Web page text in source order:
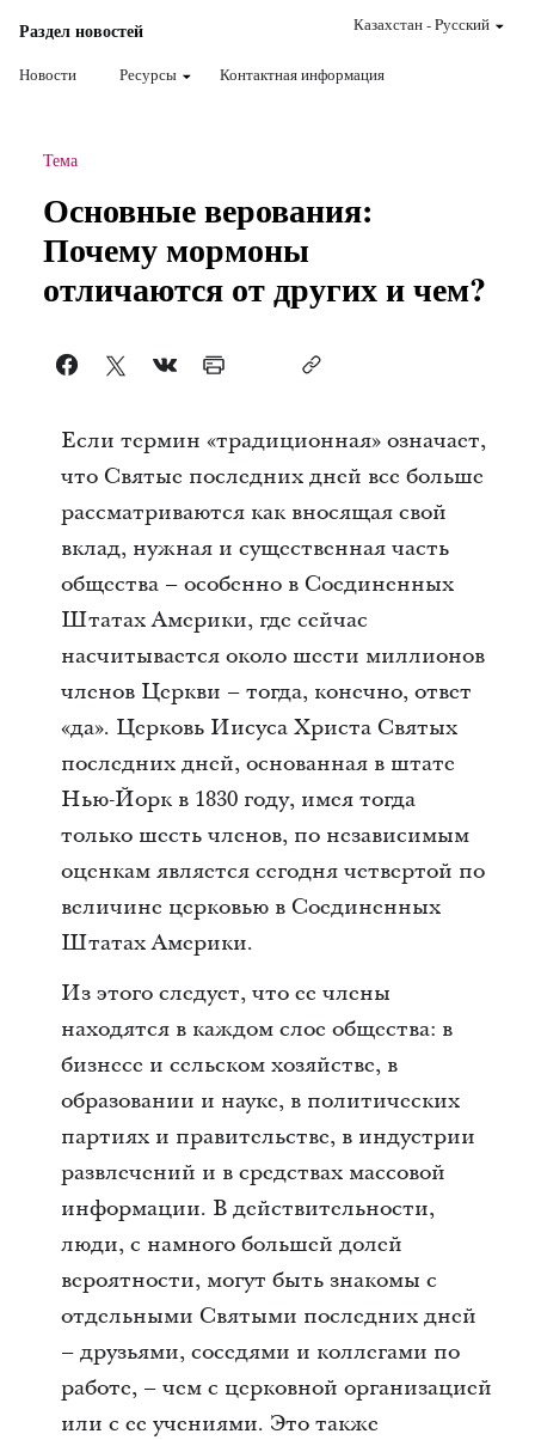
Раздел новостей
Новости Ресурсы Контактная информация
Казахстан-Pусский
Тема
Основные верования:
Почему мормоны
отличаются от других и чем?
Если термин «традиционная» означает,
что Святые последних дней все больше
рассматриваются как вносящая свой
вклад, нужная и существенная часть
общества – особенно в Соединенных
Штатах Америки, где сейчас
насчитывается около шести миллионов
членов Церкви – тогда, конечно, ответ
«да». Церковь Иисуса Христа Святых
последних дней, основанная в штате
Нью-Йорк в 1830 году, имея тогда
только шесть членов, по независимым
оценкам является сегодня четвертой по
величине церковью в Соединенных
Штатах Америки.
Из этого следует, что ее члены
находятся в каждом слое общества: в
бизнесе и сельском хозяйстве, в
образовании и науке, в политических
партиях и правительстве, в индустрии
развлечений и в средствах массовой
информации. В действительности,
люди, с намного большей долей
вероятности, могут быть знакомы с
отдельными Святыми последних дней
– друзьями, соседями и коллегами по
работе, – чем с церковной организацией
или с ее учениями. Это также